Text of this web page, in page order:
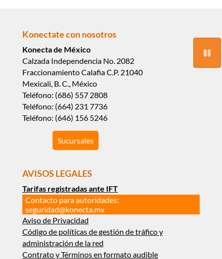
Konectate con nosotros
Konecta de México
Calzada Independencia No. 2082
Fraccionamiento Calafia C.P. 21040
Mexicali, B. C., México
Teléfono: (686) 557 2808
Teléfono: (664) 231 7736
Teléfono: (646) 156 5246
Sucursales
AVISOS LEGALES
Tarifas registradas ante IFT
Contacto para autoridades:
seguridad@konecta.mx
Aviso de Privacidad
Código de políticas de gestión de tráfico y
administración de la red
Contrato y Términos en formato audible